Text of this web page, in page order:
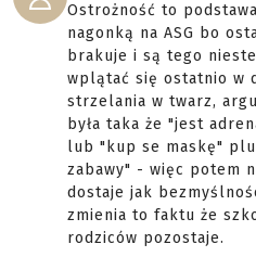
Ostrożność to
nagonką na ASG bo
brakuje i są tego
wplątać się ostatnio w
strzelania w twarz,
była taka że "jest
lub "kup se maskę"
zabawy" - więc potem
dostaje jak
zmienia to faktu że
rodziców pozostaje.